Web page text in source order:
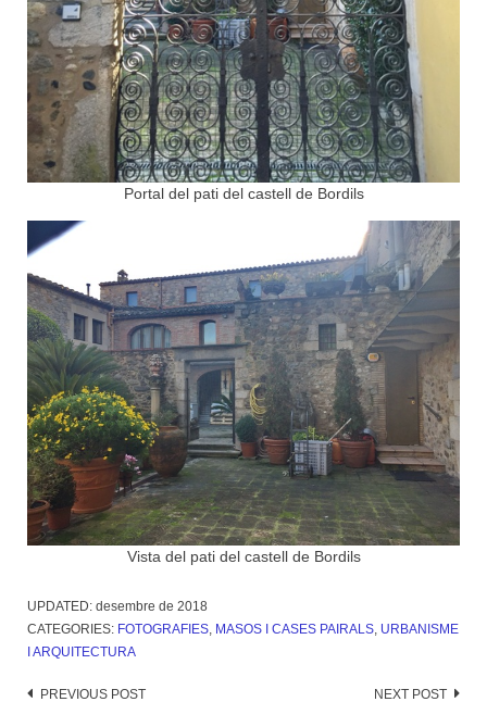
Portal del pati del castell de Bordils
Vista del pati del castell de Bordils
UPDATED: desembre de 2018
CATEGORIES: FOTOGRAFIES MASOS I CASES PAIRALS URBANISME
I ARQUITECTURA
PREVIOUS POST NEXT POST